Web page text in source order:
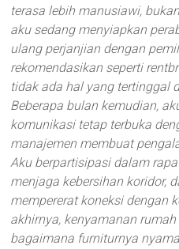
terasa lebih manusiawi,
aku sedang menyiapkan
ulang perjanjian dengan
rekomendasikan seperti
tidak ada hal yang tertinggal
Beberapa bulan kemudian,
komunikasi tetap terbuka
manajemen membuat
Aku berpartisipasi dalam
menjaga kebersihan koridor,
mempererat koneksi dengan
akhirnya, kenyamanan
bagaimana furniturnya